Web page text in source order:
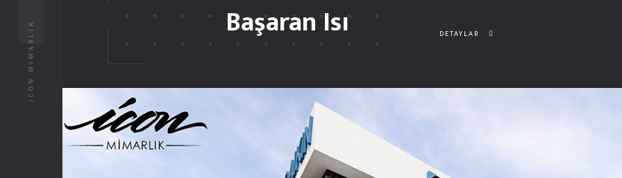
İCON MİMARLIK Başaran Isı DETAYLAR